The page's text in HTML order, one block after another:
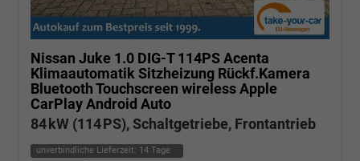
Nissan Juke 1.0 DIG-T 114PS Acenta
Klimaautomatik Sitzheizung Rückf.Kamera
Bluetooth Touchscreen wireless Apple
CarPlay Android Auto
84 kW (114 PS), Schaltgetriebe, Frontantrieb
unverbindliche Lieferzeit: 14 Tage